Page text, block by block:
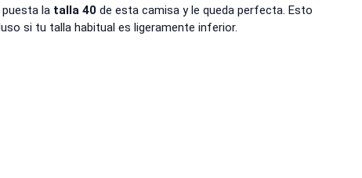
puesta la talla 40 de esta camisa y le queda perfecta. Esto
si tu talla habitual es ligeramente inferior.